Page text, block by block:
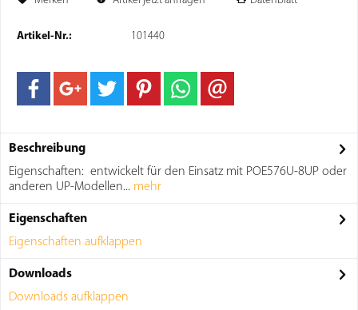
Artikel-Nr.: 101440
Beschreibung
Eigenschaften: entwickelt für den Einsatz mit POE576U-8UP oder
anderen UP-Modellen... mehr
Eigenschaften
Eigenschaften aufklappen
Downloads
Downloads aufklappen